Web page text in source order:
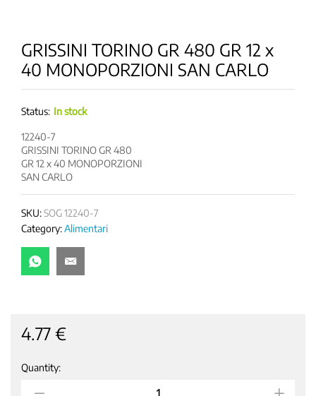
GRISSINI TORINO GR 480 GR 12 x
40 MONOPORZIONI SAN CARLO
Status: In stock
12240-7
GRISSINI TORINO GR 480
GR 12 x 40 MONOPORZIONI
SAN CARLO
SKU:SOG 12240-7
Category:Alimentari
4.77 €
GRISSINI
Quantity: